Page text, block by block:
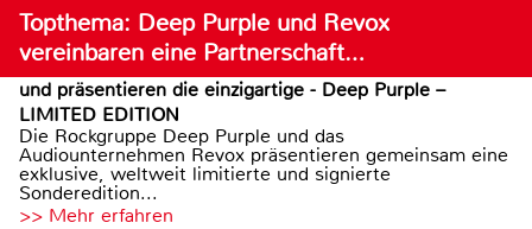
Topthema: Deep Purple und Revox
vereinbaren eine Partnerschaft…
und präsentieren die einzigartige - Deep Purple –
LIMITED EDITION
Die Rockgruppe Deep Purple und das
Audiounternehmen Revox präsentieren gemeinsam eine
exklusive, weltweit limitierte und signierte
Sonderedition...
>> Mehr erfahren